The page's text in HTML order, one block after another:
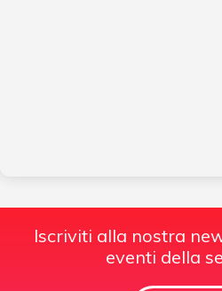
Iscriviti alla nostra
eventi della